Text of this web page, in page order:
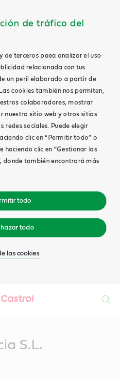
de tráfico del
de terceros paea analizar el uso
relacionada con tus
un peril elaborado a partir de
cookies también nos permiten,
colaboradores, mostrar
nuestro sitio web y otros sitios
redes sociales. Puede elegir
clic en “Permitir todo” o
haciendo clic en “Gestionar las
donde también encontrará más
todo
todo
las cookies
S.L.